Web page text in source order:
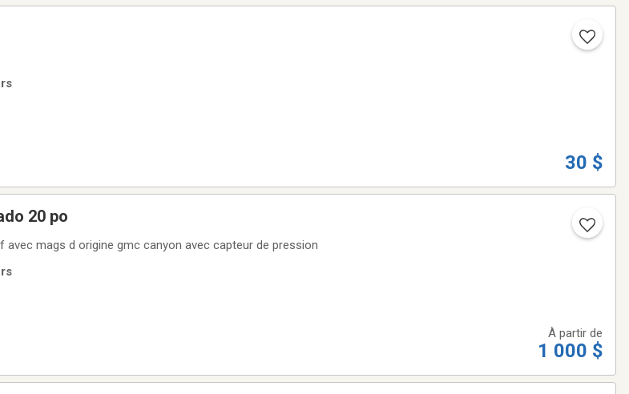
30 $
20 po
avec mags d origine gmc canyon avec capteur de pression
À partir de
1 000 $